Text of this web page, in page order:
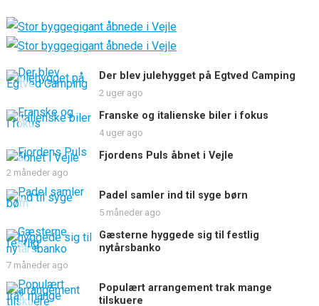
Der blev julehygget på Egtved Camping
2 uger ago
Franske og italienske biler i fokus
4 uger ago
Fjordens Puls åbnet i Vejle
2 måneder ago
Padel samler ind til syge børn
5 måneder ago
Gæsterne hyggede sig til festlig
nytårsbanko
7 måneder ago
Populært arrangement trak mange
tilskuere